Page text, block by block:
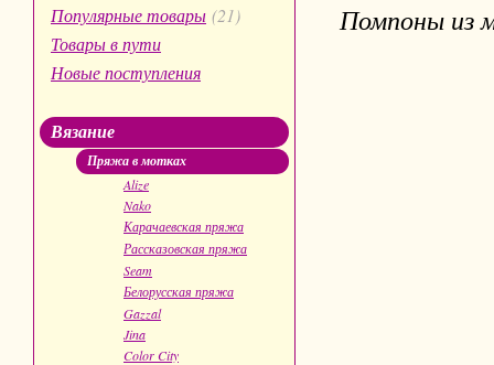
Популярные товары (21)
Товары в пути
Новые поступления
Вязание
Пряжа в мотках
Alize
Nako
Карачаевская пряжа
Рассказовская пряжа
Seam
Белорусская пряжа
Gazzal
Jina
Color City
Помпоны из